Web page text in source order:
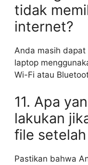
tidak
internet?
Anda masih
laptop
Wi-Fi atau
11. Apa
lakukan
file
Pastikan bahwa